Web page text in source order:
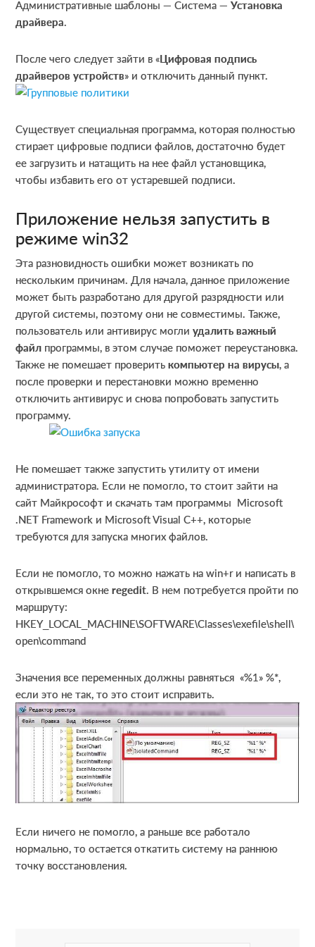
Административные шаблоны — Система —Установка
драйвера.
После чего следует зайти в «Цифровая подпись
драйверов устройств» и отключить данный пункт.
Существует специальная программа, которая полностью
стирает цифровые подписи файлов, достаточно будет
ее загрузить и натащить на нее файл установщика,
чтобы избавить его от устаревшей подписи.
Приложение нельзя запустить в
режиме win32
Эта разновидность ошибки может возникать по
нескольким причинам. Для начала, данное приложение
может быть разработано для другой разрядности или
другой системы, поэтому они не совместимы. Также,
пользователь или антивирус моглиудалить важный
файл программы, в этом случае поможет переустановка.
Также не помешает проверитькомпьютер на вирусы, а
после проверки и перестановки можно временно
отключить антивирус и снова попробовать запустить
программу.
Не помешает также запустить утилиту от имени
администратора. Если не помогло, то стоит зайти на
сайт Майкрософт и скачать там программы Microsoft
.NET Framework и Microsoft Visual C++, которые
требуются для запуска многих файлов.
Если не помогло, то можно нажать на win+r и написать в
открывшемся окнеregedit. В нем потребуется пройти по
маршруту:
HKEY_LOCAL_MACHINE\SOFTWARE\Classes\exefile\shell\
open\command
Значения все переменных должны равняться «%1» %*,
если это не так, то это стоит исправить.
Если ничего не помогло, а раньше все работало
нормально, то остается откатить систему на раннюю
точку восстановления.